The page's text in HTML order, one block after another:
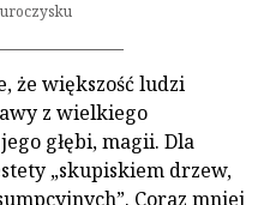
że większość ludzi
z wielkiego
głębi, magii. Dla
„skupiskiem drzew,
Coraz mniej